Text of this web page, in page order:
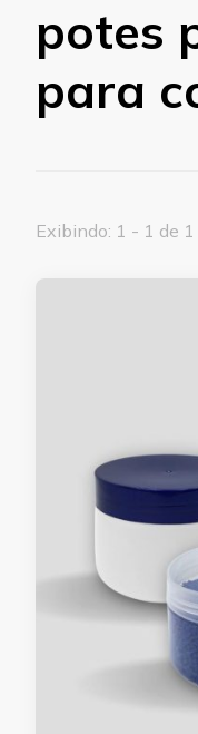
potes
para
Exibindo: 1 - 1 de 1